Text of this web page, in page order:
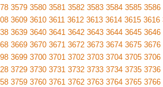
3579 3580 3581 3582 3583 3584 3585 3586
3609 3610 3611 3612 3613 3614 3615 3616
3639 3640 3641 3642 3643 3644 3645 3646
3669 3670 3671 3672 3673 3674 3675 3676
3699 3700 3701 3702 3703 3704 3705 3706
3729 3730 3731 3732 3733 3734 3735 3736
3759 3760 3761 3762 3763 3764 3765 3766